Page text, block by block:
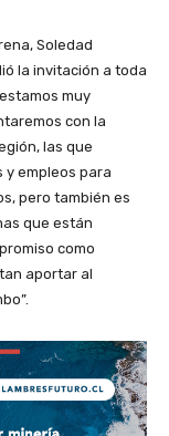
Soledad
la invitación a toda
muy
con la
las que
empleos para
pero también es
que están
como
aportar al